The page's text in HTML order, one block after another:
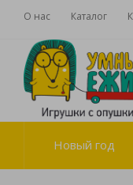
О нас Каталог
Новый год